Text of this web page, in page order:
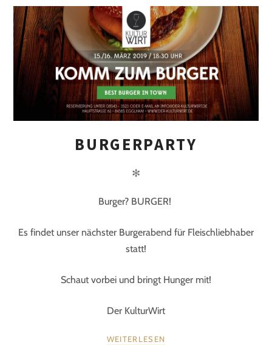
BURGERPARTY
✻
Burger? BURGER!
Es findet unser nächster Burgerabend für Fleischliebhaber
statt!
Schaut vorbei und bringt Hunger mit!
Der KulturWirt
WEITERLESEN